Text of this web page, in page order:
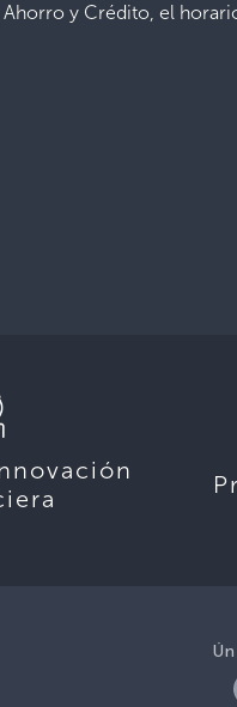
y Crédito, el